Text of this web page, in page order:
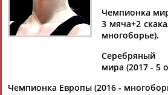
Дмитрий
АБАРЕНОВ
Тамилла
АБАСОВА
АББАТЕ-
АББЯСОВА
Чемпионка
3 мяча+2
многоборье).
Серебряный
мира (2017 - 5
Чемпионка Европы (2016 -